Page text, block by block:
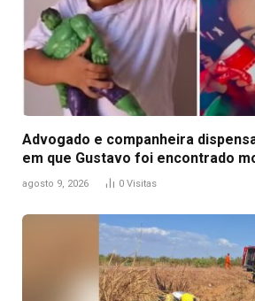
Advogado e companheira
em que Gustavo foi encontrado
agosto 9, 2026 0 Visitas